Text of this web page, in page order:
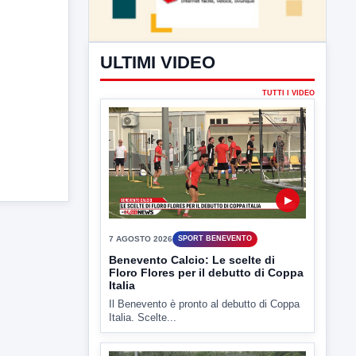
ULTIMI VIDEO
TUTTI I VIDEO
▶
7 AGOSTO 2026 SPORT BENEVENTO
Benevento Calcio: Le scelte di
Floro Flores per il debutto di Coppa
Italia
Il Benevento è pronto al debutto di Coppa
Italia. Scelte...